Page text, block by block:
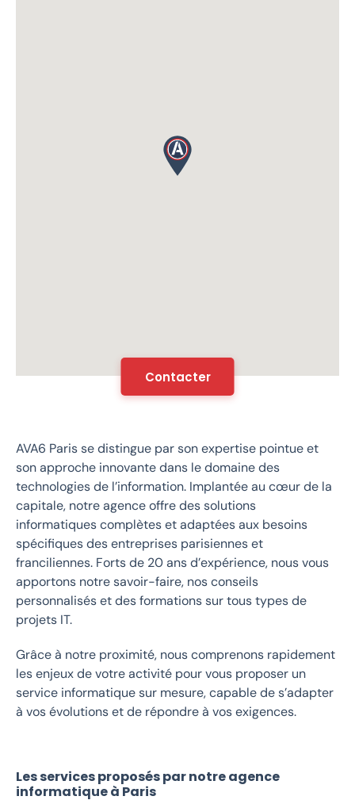
Contacter
AVA6 Paris se distingue par son expertise pointue et
son approche innovante dans le domaine des
technologies de l’information. Implantée au cœur de la
capitale, notre agence offre des solutions
informatiques complètes et adaptées aux besoins
spécifiques des entreprises parisiennes et
franciliennes. Forts de 20 ans d’expérience, nous vous
apportons notre savoir-faire, nos conseils
personnalisés et des formations sur tous types de
projets IT.
Grâce à notre proximité, nous comprenons rapidement
les enjeux de votre activité pour vous proposer un
service informatique sur mesure, capable de s’adapter
à vos évolutions et de répondre à vos exigences.
Les services proposés par notre agence
informatique à Paris